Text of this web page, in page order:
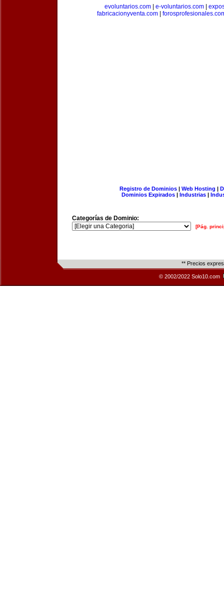
evoluntarios.com
e-voluntarios.com
fabricacionyventa.com|
Registro de Dominios| Web Hosting |
Dominios Expirados | Industrias |
Categorías de Dominio:
[Pág.
** Precios
© 2002/2022 Solo10.com